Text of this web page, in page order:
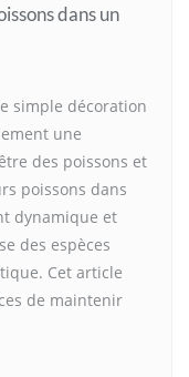
dans un
simple décoration
une
des poissons et
poissons dans
dynamique et
des espèces
Cet article
de maintenir